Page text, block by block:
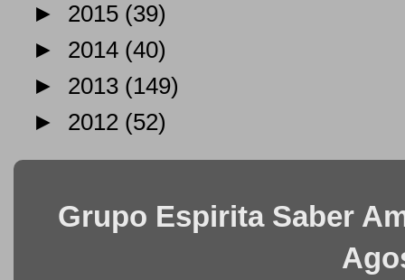
► 2015 (39)
► 2014 (40)
► 2013 (149)
► 2012 (52)
Grupo Espirita Saber